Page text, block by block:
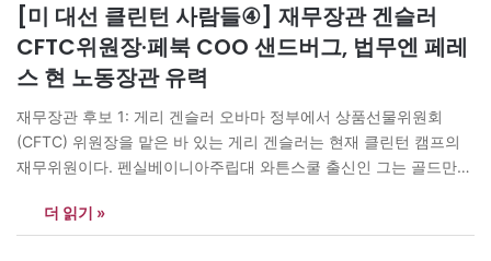
[미 대선 클린턴 사람들④] 재무장관 겐슬러
CFTC위원장·페북 COO 샌드버그, 법무엔 페레
스 현 노동장관 유력
재무장관 후보 1: 게리 겐슬러 오바마 정부에서 상품선물위원회
(CFTC) 위원장을 맡은 바 있는 게리 겐슬러는 현재 클린턴 캠프의
재무위원이다. 펜실베이니아주립대 와튼스쿨 출신인 그는 골드만
년 빌 클린턴에 의해 재무부장관보로 임명되며 공직에 입문했다.
CFTC 위원장으로서 2008년 경제 위기에 중심이 된 상품과 선물시
더 읽기 »